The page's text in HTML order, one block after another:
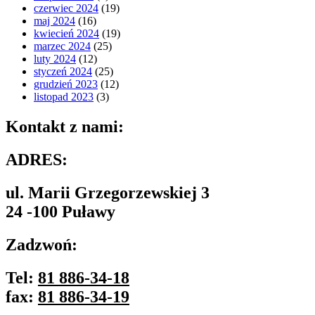
czerwiec 2024 (19)
maj 2024 (16)
kwiecień 2024 (19)
marzec 2024 (25)
luty 2024 (12)
styczeń 2024 (25)
grudzień 2023 (12)
listopad 2023 (3)
Kontakt z nami:
ADRES:
ul. Marii Grzegorzewskiej 3
24 -100 Puławy
Zadzwoń:
Tel: 81 886-34-18
fax: 81 886-34-19